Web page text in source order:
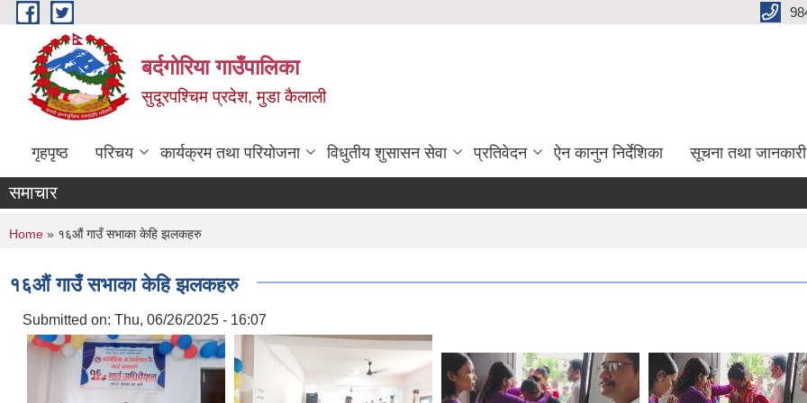
Skip to main content
बर्दगोरिया गाउँपालिका
सुदूरपश्चिम प्रदेश, मुडा कैलाली
गृहपृष्ठ परिचय कार्यक्रम तथा परियोजना विधुतीय शुसासन सेवा प्रतिवेदन ऐन कानुन निर्देशिका सूचना तथा जानकारी
समाचार
You are here
Home » १६औं गाउँ सभाका केहि झलकहरु
१६औं गाउँ सभाका केहि झलकहरु
Submitted on: Thu, 06/26/2025 - 16:07